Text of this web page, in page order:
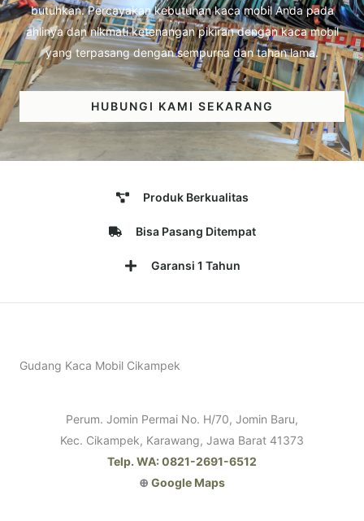
butuhkan. Percayakan kebutuhan kaca mobil Anda pada
ahlinya dan nikmati ketenangan pikiran dengan kaca mobil
yang terpasang dengan sempurna dan tahan lama.
HUBUNGI KAMI SEKARANG
Produk Berkualitas
Bisa Pasang Ditempat
Garansi 1 Tahun
Gudang Kaca Mobil Cikampek
Perum. Jomin Permai No. H/70, Jomin Baru,
Kec. Cikampek, Karawang, Jawa Barat 41373
Telp. WA: 0821-2691-6512
⊕ Google Maps